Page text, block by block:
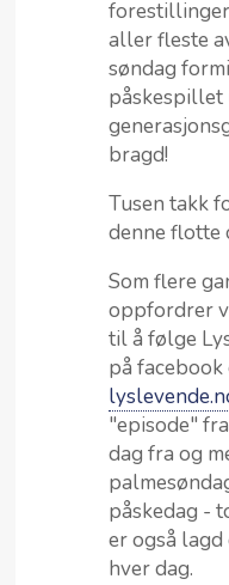
aller fleste
søndag
påskespillet
bragd!
Tusen takk
denne flotte
Som flere
oppfordrer
til å følge
på
"episode"
dag fra og
påskedag -
er også
hver dag.